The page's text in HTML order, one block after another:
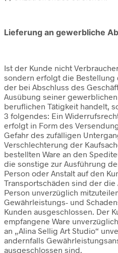
Lieferung an gewerbliche
Ist der Kunde nicht
sondern erfolgt die Bestellung
der bei Abschluss des
Ausübung seiner
beruflichen Tätigkeit handelt,
3 folgendes: Ein
erfolgt in Form des
Gefahr des zufälligen
Verschlechterung der
bestellten Ware an den
die sonstige zur Ausführung
Person oder Anstalt auf den
Transportschäden sind der
Person unverzüglich
Gewährleistungs- und
Kunden ausgeschlossen. Der
empfangene Ware
an „Alina Sellig Art Studio“
andernfalls
ausgeschlossen sind.